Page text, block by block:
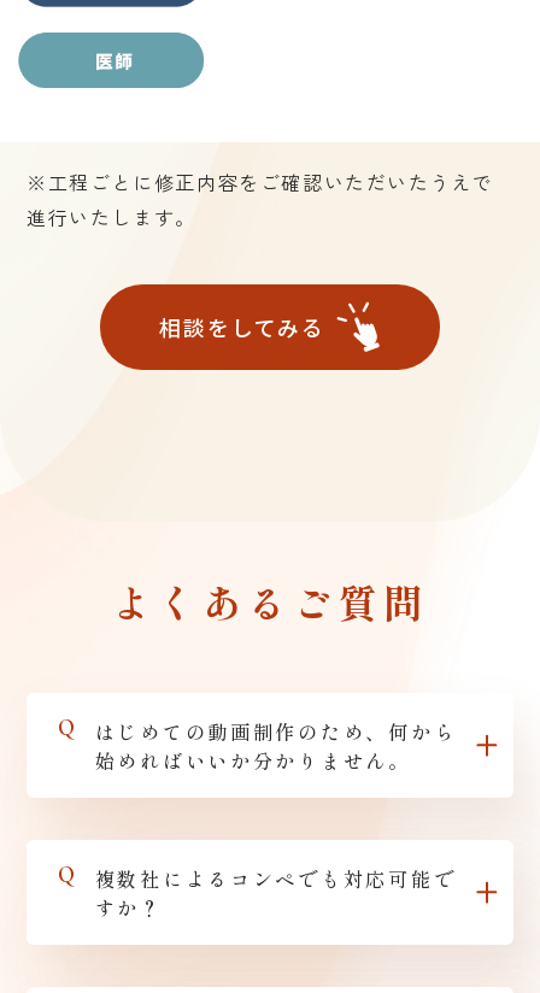
※工程ごとに修正内容をご確認いただいたうえで
進行いたします。
相談をしてみる
よくあるご質問
Q
はじめての動画制作のため、何から
始めればいいか分かりません。
Q
複数社によるコンペでも対応可能で
すか？